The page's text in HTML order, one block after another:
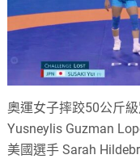
奧運女子摔跤50公斤
Yusneylis Guzman
美國選手 Sarah